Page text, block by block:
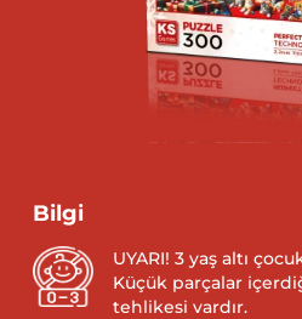
Bilgi
UYARI! 3 yaş altı
Küçük parçalar
tehlikesi vardır.